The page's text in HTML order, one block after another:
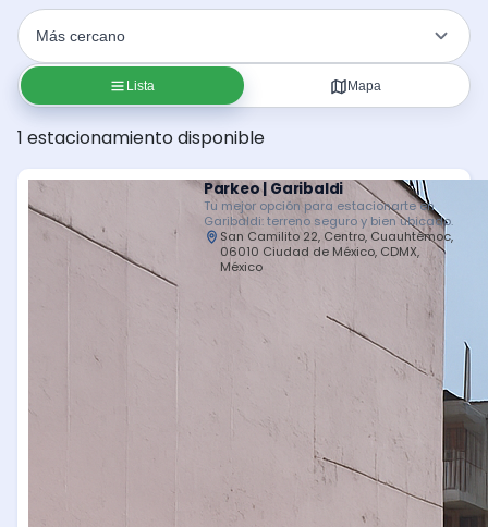
Lista Mapa
1 estacionamiento disponible
Parkeo | Garibaldi
Tu mejor opción para estacionarte en
Garibaldi: terreno seguro y bien ubicado.
San Camilito 22, Centro, Cuauhtémoc,
06010 Ciudad de México, CDMX,
México